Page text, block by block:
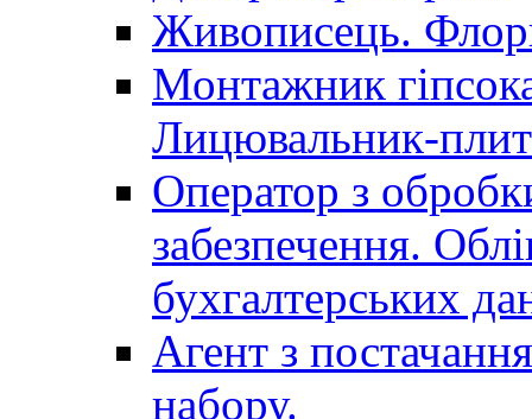
Живописець.
Монтажник
Лицювальник-
Оператор з
забезпечення.
бухгалтерських
Агент з
набору.